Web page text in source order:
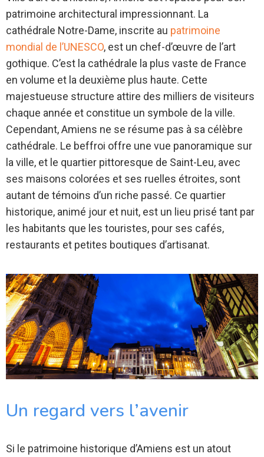
patrimoine architectural impressionnant. La
cathédrale Notre-Dame, inscrite au patrimoine
mondial de l’UNESCO, est un chef-d’œuvre de l’art
gothique. C’est la cathédrale la plus vaste de France
en volume et la deuxième plus haute. Cette
majestueuse structure attire des milliers de visiteurs
chaque année et constitue un symbole de la ville.
Cependant, Amiens ne se résume pas à sa célèbre
cathédrale. Le beffroi offre une vue panoramique sur
la ville, et le quartier pittoresque de Saint-Leu, avec
ses maisons colorées et ses ruelles étroites, sont
autant de témoins d’un riche passé. Ce quartier
historique, animé jour et nuit, est un lieu prisé tant par
les habitants que les touristes, pour ses cafés,
restaurants et petites boutiques d’artisanat.
Un regard vers l’avenir
Si le patrimoine historique d’Amiens est un atout